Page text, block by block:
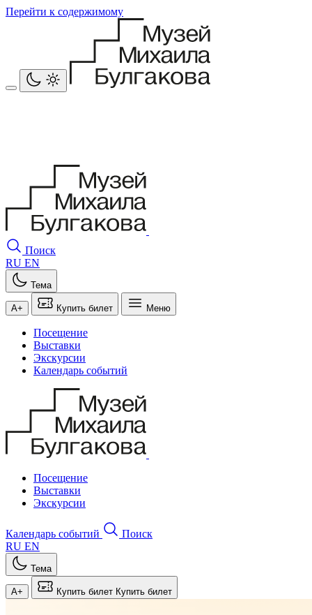
Перейти к содержимому
Поиск
RU EN
Тема
A+ Купить билет Меню
Посещение
Выставки
Экскурсии
Календарь событий
Посещение
Выставки
Экскурсии
Календарь событий
Поиск
RU EN
Тема
A+ Купить билет Купить билет